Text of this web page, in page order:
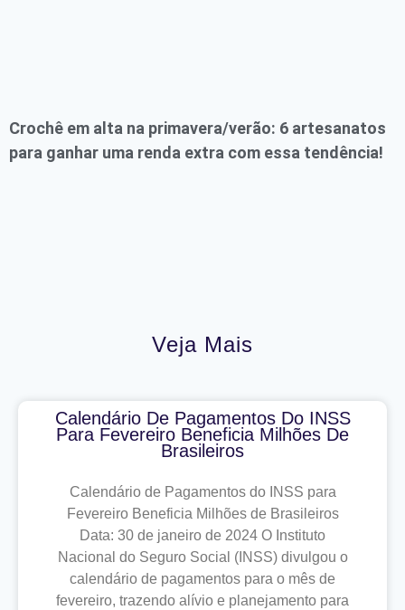
Crochê em alta na primavera/verão: 6 artesanatos
para ganhar uma renda extra com essa tendência!
Veja Mais
Calendário De Pagamentos Do INSS
Para Fevereiro Beneficia Milhões De
Brasileiros
Calendário de Pagamentos do INSS para
Fevereiro Beneficia Milhões de Brasileiros
Data: 30 de janeiro de 2024 O Instituto
Nacional do Seguro Social (INSS) divulgou o
calendário de pagamentos para o mês de
fevereiro, trazendo alívio e planejamento para